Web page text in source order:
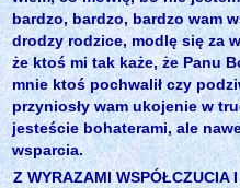
bardzo, bardzo, bardzo wam
drodzy rodzice, modlę się za
że ktoś mi tak każe, że Panu
mnie ktoś pochwalił czy
przyniosły wam ukojenie w
jesteście bohaterami, ale
wsparcia.
Z WYRAZAMI WSPÓŁCZUCIA